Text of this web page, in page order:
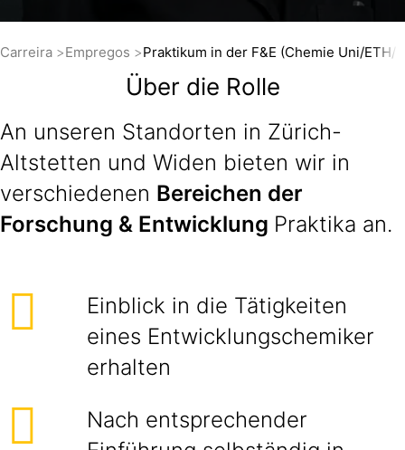
Carreira Empregos Praktikum in der F&E (Chemie Uni/ETH/
Über die Rolle
An unseren Standorten in Zürich-
Altstetten und Widen bieten wir in
verschiedenen Bereichen der
Forschung & Entwicklung Praktika an.
Einblick in die Tätigkeiten
eines Entwicklungschemiker
erhalten
Nach entsprechender